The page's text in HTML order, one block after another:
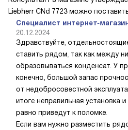
Liebherr CNd 7723 можно
Специалист интернет-
20.12.2024
Здравствуйте,
ставить рядом, так как между
образовываться конденсат. У
конечно, большой запас
от недобросовестной
итоге неправильная установка
равно приведут к поломке.
Если вам нужно разместить